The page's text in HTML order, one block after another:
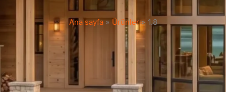
Ana sayfa Ürünler 1.8